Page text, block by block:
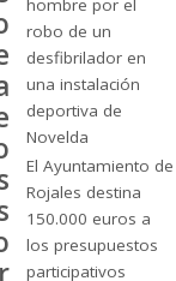
hombre por el
robo de un
desfibrilador en
una instalación
deportiva de
Novelda
El Ayuntamiento de
Rojales destina
150.000 euros a
los presupuestos
participativos